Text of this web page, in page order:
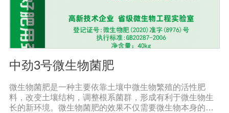
中劲3号微生物菌肥
微生物菌肥是一种主要依靠土壤中微生物繁殖的活性肥
料，改变土壤结构，调整根系菌群，形成有利于微生物生
长的新环境。微生物菌肥的效果不仅需要微生物本身的活